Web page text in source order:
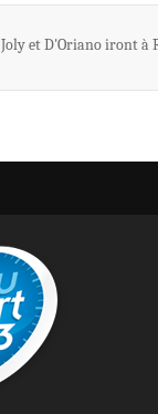
Joly et D'Oriano iront à